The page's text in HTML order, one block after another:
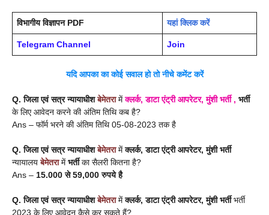
विभागीय विज्ञापन PDF यहां क्लिक करें
Telegram Channel Join
यदि आपका का कोई सवाल हो तो नीचे कमेंट करें
Q. जिला एवं सत्र न्यायाधीशबेमेतरामेंक्लर्क, डाटा एंट्री आपरेटर, मुंशी भर्ती , भर्ती
के लिए आवेदन करने की अंतिम तिथि कब है?
Ans – फॉर्म भरने की अंतिम तिथि 05-08-2023 तक है
Q. जिला एवं सत्र न्यायाधीशबेमेतरामेंक्लर्क, डाटा एंट्री आपरेटर, मुंशी भर्ती
न्यायालयबेमेतरामें भर्तीका सैलरी कितना है?
Ans – 15.000 से 59,000 रुपये है
Q.जिला एवं सत्र न्यायाधीशबेमेतरामेंक्लर्क, डाटा एंट्री आपरेटर, मुंशी भर्तीभर्ती
2023 के लिए आवेदन कैसे कर सकते हैं?